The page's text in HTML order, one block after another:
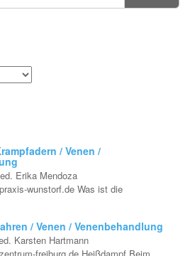
/ Venen /
Erika Mendoza
wunstorf.de Was ist die
/ Venen / Venenbehandlung
Karsten Hartmann